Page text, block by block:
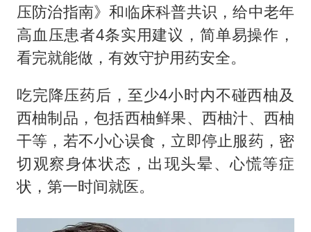
压防治指南》和临床科普共识，给中老年
高血压患者4条实用建议，简单易操作，
看完就能做，有效守护用药安全。
吃完降压药后，至少4小时内不碰西柚及
西柚制品，包括西柚鲜果、西柚汁、西柚
干等，若不小心误食，立即停止服药，密
切观察身体状态，出现头晕、心慌等症
状，第一时间就医。